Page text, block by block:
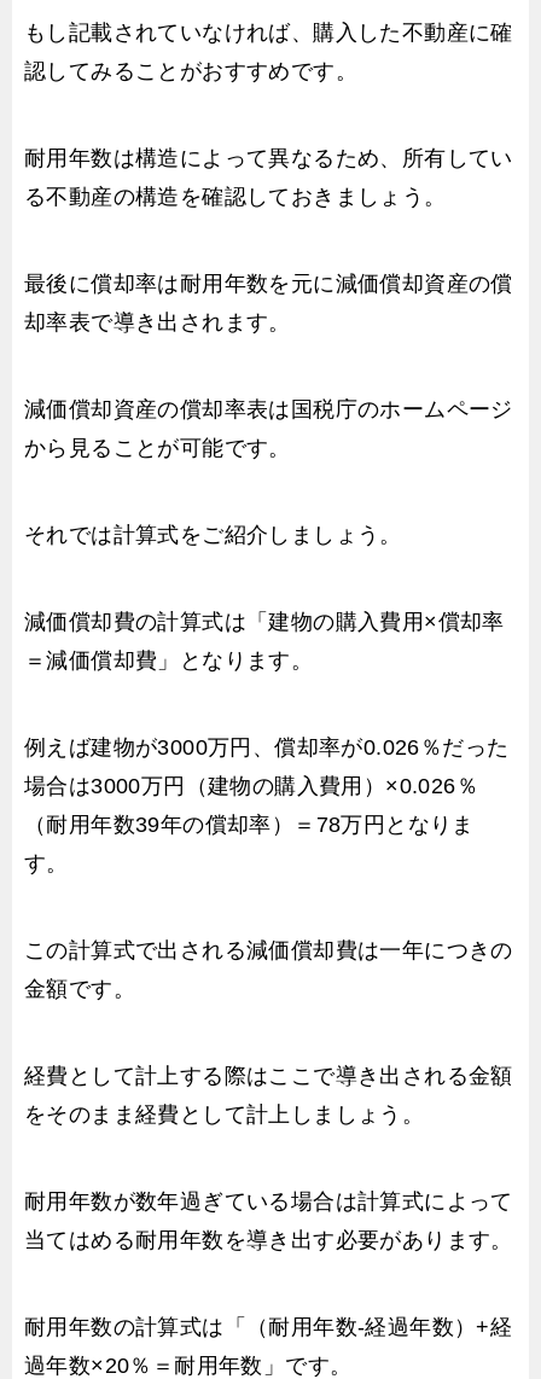
もし記載されていなければ、購入した不動産に確
認してみることがおすすめです。
耐用年数は構造によって異なるため、所有してい
る不動産の構造を確認しておきましょう。
最後に償却率は耐用年数を元に減価償却資産の償
却率表で導き出されます。
減価償却資産の償却率表は国税庁のホームページ
から見ることが可能です。
それでは計算式をご紹介しましょう。
減価償却費の計算式は「建物の購入費用×償却率
＝減価償却費」となります。
例えば建物が3000万円、償却率が0.026％だった
場合は3000万円（建物の購入費用）×0.026％
（耐用年数39年の償却率）＝78万円となりま
す。
この計算式で出される減価償却費は一年につきの
金額です。
経費として計上する際はここで導き出される金額
をそのまま経費として計上しましょう。
耐用年数が数年過ぎている場合は計算式によって
当てはめる耐用年数を導き出す必要があります。
耐用年数の計算式は「（耐用年数-経過年数）+経
過年数×20％＝耐用年数」です。